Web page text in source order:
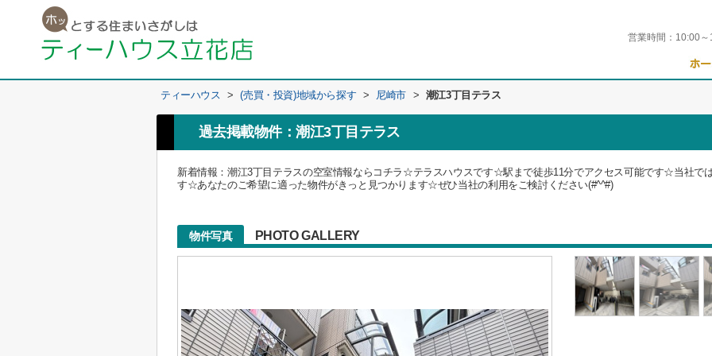
営業時間： 10:00～
ティーハウス > (売買・投資)地域から探す > 尼崎市 > 潮江3丁目テラス
過去掲載物件：潮江3丁目テラス
新着情報：潮江3丁目テラスの空室情報ならコチラ☆テラスハウスです☆駅まで徒歩11分でアクセス可能です☆当社で
す☆あなたのご希望に適った物件がきっと見つかります☆ぜひ当社の利用をご検討ください(#^^#)
物件写真 PHOTO GALLERY